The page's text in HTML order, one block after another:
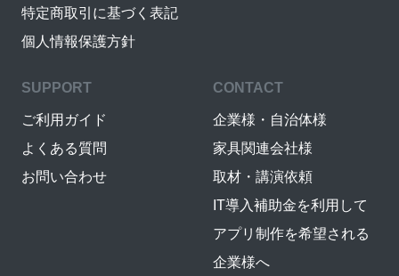
特定商取引に基づく表記
個人情報保護方針
SUPPORT
ご利用ガイド
よくある質問
お問い合わせ
CONTACT
企業様・自治体様
家具関連会社様
取材・講演依頼
IT導入補助金を利用して
アプリ制作を希望される
企業様へ